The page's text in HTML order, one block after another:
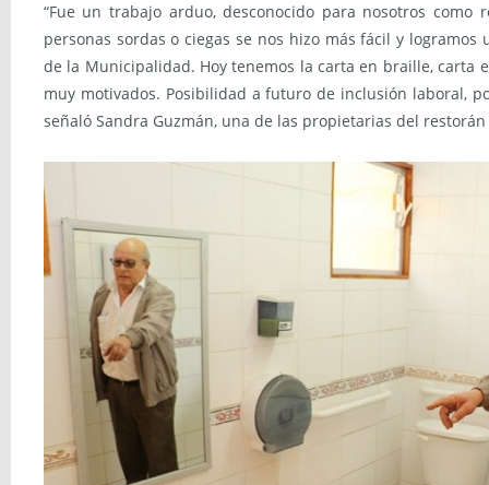
“Fue un trabajo arduo, desconocido para nosotros
personas sordas o ciegas se nos hizo más fácil y
de la Municipalidad. Hoy tenemos la carta en braille, carta
muy motivados. Posibilidad a futuro de inclusión laboral,
señaló Sandra Guzmán, una de las propietarias del restorán